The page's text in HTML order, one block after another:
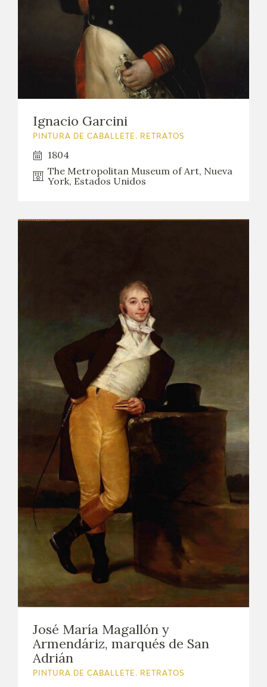
Ignacio Garcini
PINTURA DE CABALLETE. RETRATOS
1804
The Metropolitan Museum of Art, Nueva
York, Estados Unidos
José María Magallón y
Armendáriz, marqués de San
Adrián
PINTURA DE CABALLETE. RETRATOS